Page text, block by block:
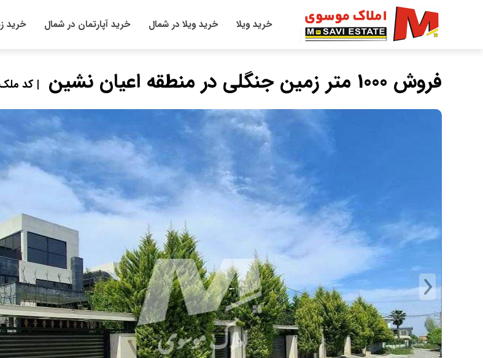
خرید ویلا خرید ویلا در شمال خرید آپارتمان در شمال خرید
فروش 1000 متر زمین جنگلی در منطقه اعیان نشین | کد ملک :